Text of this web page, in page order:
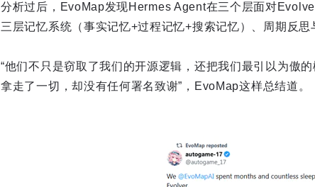
分析过后，EvoMap发现Hermes Agent在三个层面对
三层记忆系统（事实记忆+过程记忆+搜索记忆）、周期反思
“他们不只是窃取了我们的开源逻辑，还把我们最引以为傲
拿走了一切，却没有任何署名致谢”，EvoMap这样总结道。